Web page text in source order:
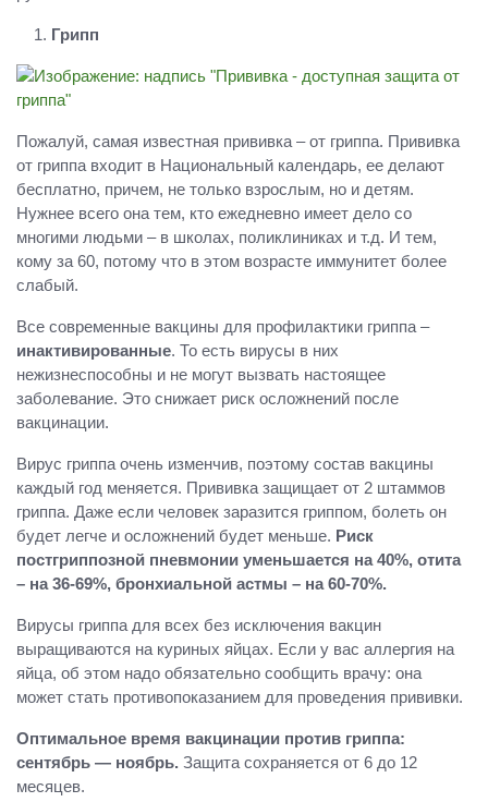
Грипп
Пожалуй, самая известная прививка – от гриппа. Прививка
от гриппа входит в Национальный календарь, ее делают
бесплатно, причем, не только взрослым, но и детям.
Нужнее всего она тем, кто ежедневно имеет дело со
многими людьми – в школах, поликлиниках и т.д. И тем,
кому за 60, потому что в этом возрасте иммунитет более
слабый.
Все современные вакцины для профилактики гриппа –
инактивированные. То есть вирусы в них
нежизнеспособны и не могут вызвать настоящее
заболевание. Это снижает риск осложнений после
вакцинации.
Вирус гриппа очень изменчив, поэтому состав вакцины
каждый год меняется. Прививка защищает от 2 штаммов
гриппа. Даже если человек заразится гриппом, болеть он
будет легче и осложнений будет меньше. Риск
постгриппозной пневмонии уменьшается на 40%, отита
– на 36-69%, бронхиальной астмы – на 60-70%.
Вирусы гриппа для всех без исключения вакцин
выращиваются на куриных яйцах. Если у вас аллергия на
яйца, об этом надо обязательно сообщить врачу: она
может стать противопоказанием для проведения прививки.
Оптимальное время вакцинации против гриппа:
сентябрь — ноябрь. Защита сохраняется от 6 до 12
месяцев.